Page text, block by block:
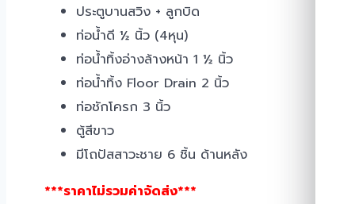
ประตูบานสวิง + ลูกบิด
ท่อน้ำดี ½ นิ้ว (4หุน)
ท่อน้ำทิ้งอ่างล้างหน้า 1 ½ นิ้ว
ท่อน้ำทิ้ง Floor Drain 2 นิ้ว
ท่อชักโครก 3 นิ้ว
ตู้สีขาว
มีโถปัสสาวะชาย 6 ชิ้น ด้านหลัง
***ราคาไม่รวมค่าจัดส่ง***